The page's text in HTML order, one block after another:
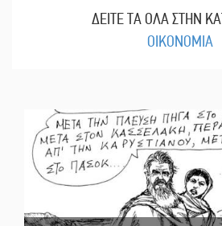
ΔΕΙΤΕ ΤΑ ΟΛΑ ΣΤΗΝ
ΟΙΚΟΝΟΜΙΑ